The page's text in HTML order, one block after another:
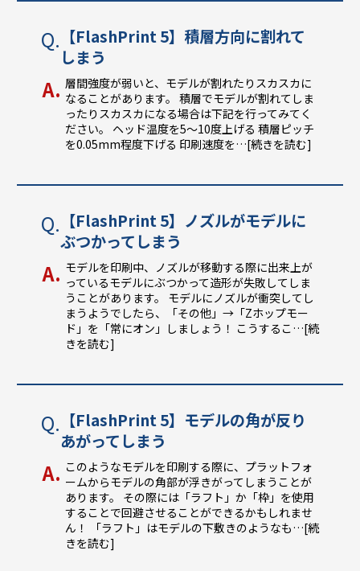
【FlashPrint 5】積層方向に割れて
しまう
層間強度が弱いと、モデルが割れたりスカスカに
なることがあります。 積層でモデルが割れてしま
ったりスカスカになる場合は下記を行ってみてく
ださい。 ヘッド温度を5～10度上げる 積層ピッチ
を0.05mm程度下げる 印刷速度を…[続きを読む]
【FlashPrint 5】ノズルがモデルに
ぶつかってしまう
モデルを印刷中、ノズルが移動する際に出来上が
っているモデルにぶつかって造形が失敗してしま
うことがあります。 モデルにノズルが衝突してし
まうようでしたら、「その他」→「Zホップモー
ド」を「常にオン」しましょう！ こうするこ…[続
きを読む]
【FlashPrint 5】モデルの角が反り
あがってしまう
このようなモデルを印刷する際に、プラットフォ
ームからモデルの角部が浮きがってしまうことが
あります。 その際には「ラフト」か「枠」を使用
することで回避させることができるかもしれませ
ん！ 「ラフト」はモデルの下敷きのようなも…[続
きを読む]